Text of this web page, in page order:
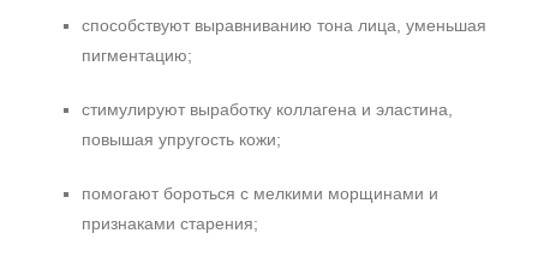
Сияние
способствуют выравниванию тона лица, уменьшая
пигментацию;
стимулируют выработку коллагена и эластина,
повышая упругость кожи;
помогают бороться с мелкими морщинами и
признаками старения;